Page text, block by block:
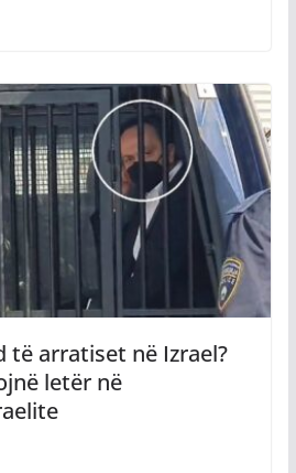
të arratiset në Izrael?
letër në